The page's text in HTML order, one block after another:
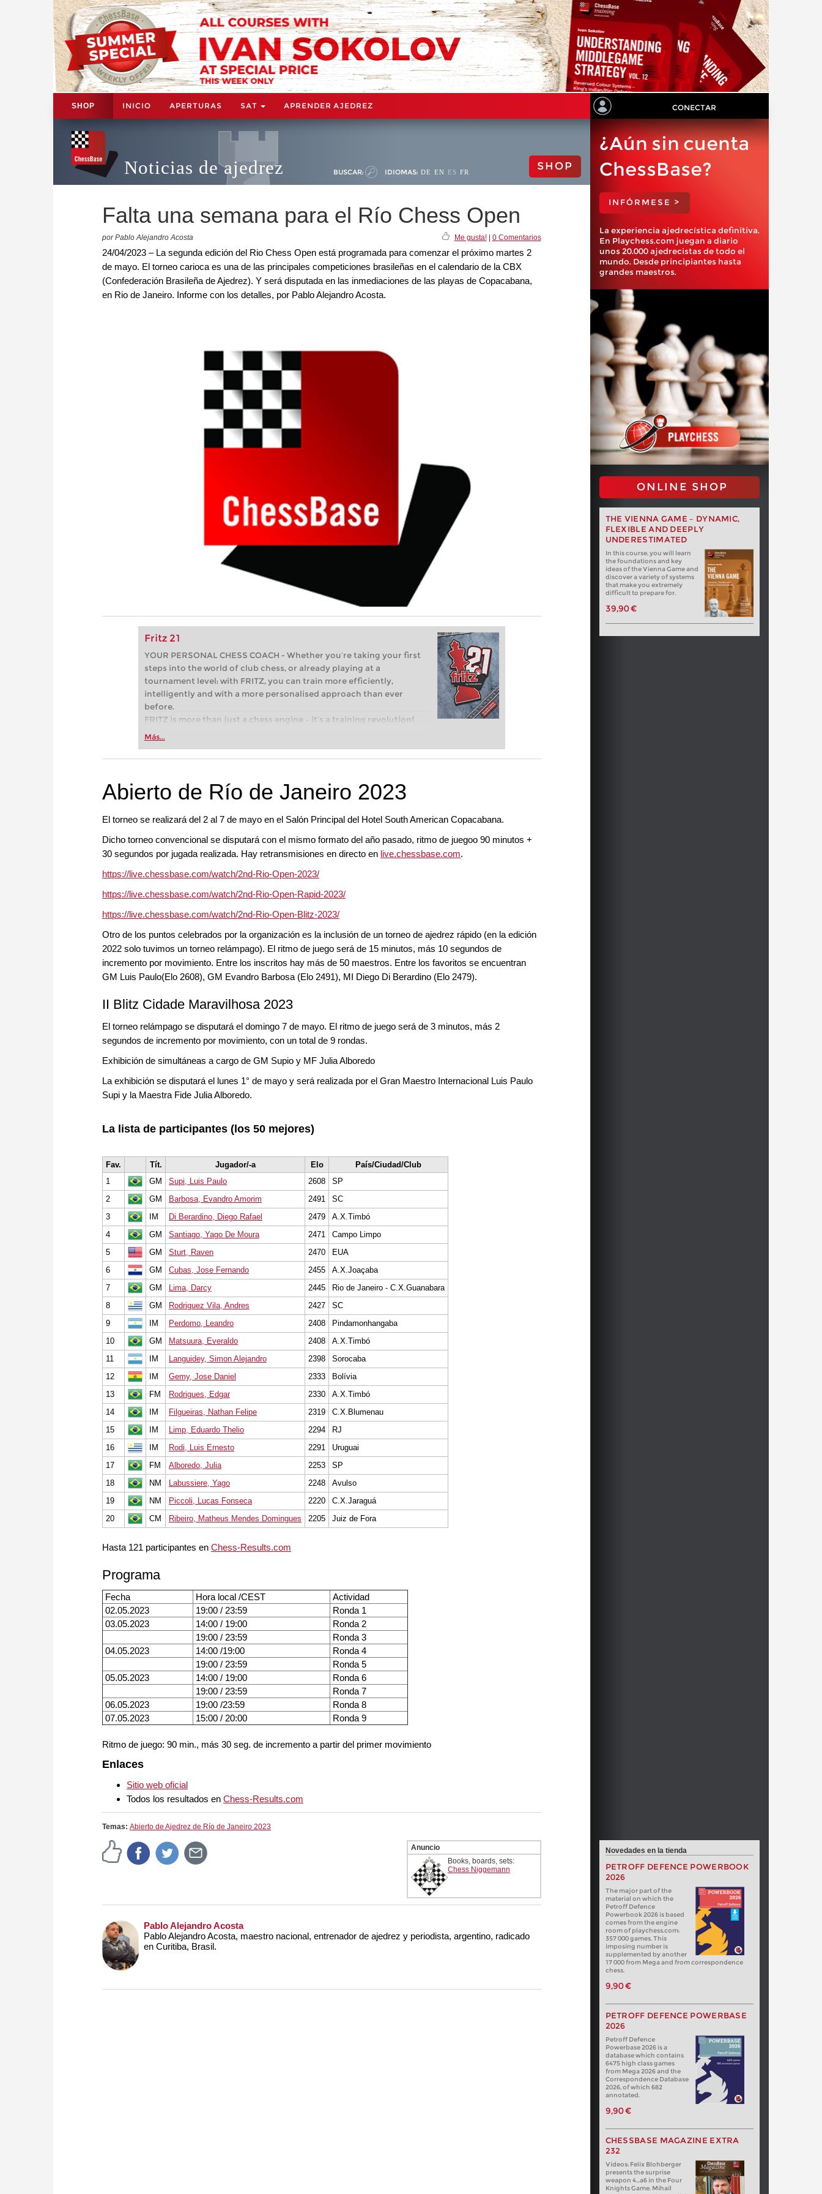
SHOP INICIO APERTURAS SAT APRENDER AJEDREZ CONECTAR
Noticias de ajedrez BUSCAR: IDIOMAS: DE EN ES FR SHOP
Falta una semana para el Río Chess Open
por Pablo Alejandro Acosta Me gusta!| 0 Comentarios
24/04/2023 – La segunda edición del Rio Chess Open está programada para comenzar el próximo martes 2
de mayo. El torneo carioca es una de las principales competiciones brasileñas en el calendario de la CBX
(Confederación Brasileña de Ajedrez). Y será disputada en las inmediaciones de las playas de Copacabana,
en Rio de Janeiro. Informe con los detalles, por Pablo Alejandro Acosta.
Fritz 21
YOUR PERSONAL CHESS COACH - Whether you’re taking your first
steps into the world of club chess, or already playing at a
tournament level: with FRITZ, you can train more efficiently,
intelligently and with a more personalised approach than ever
before.
FRITZ is more than just a chess engine – it’s a training revolution!
Whether you’re taking your first steps into the world of club chess,
more efficiently, intelligently and with a more personalised
Más...
¿Aún sin cuenta
ChessBase?
INFÓRMESE >
La experiencia ajedrecística definitiva.
En Playchess.com juegan a diario
unos 20.000 ajedrecistas de todo el
mundo. Desde principiantes hasta
grandes maestros.
ONLINE SHOP
THE VIENNA GAME – DYNAMIC,
FLEXIBLE AND DEEPLY
UNDERESTIMATED
In this course, you will learn
the foundations and key
ideas of the Vienna Game and
discover a variety of systems
that make you extremely
difficult to prepare for.
39,90 €
Abierto de Río de Janeiro 2023
El torneo se realizará del 2 al 7 de mayo en el Salón Principal del Hotel South American Copacabana.
Dicho torneo convencional se disputará con el mismo formato del año pasado, ritmo de juegoo 90 minutos +
30 segundos por jugada realizada. Hay retransmisiones en directo en live.chessbase.com.
https://live.chessbase.com/watch/2nd-Rio-Open-2023/
https://live.chessbase.com/watch/2nd-Rio-Open-Rapid-2023/
https://live.chessbase.com/watch/2nd-Rio-Open-Blitz-2023/
Otro de los puntos celebrados por la organización es la inclusión de un torneo de ajedrez rápido (en la edición
2022 solo tuvimos un torneo relámpago). El ritmo de juego será de 15 minutos, más 10 segundos de
incremento por movimiento. Entre los inscritos hay más de 50 maestros. Entre los favoritos se encuentran
GM Luis Paulo(Elo 2608), GM Evandro Barbosa (Elo 2491), MI Diego Di Berardino (Elo 2479).
II Blitz Cidade Maravilhosa 2023
El torneo relámpago se disputará el domingo 7 de mayo. El ritmo de juego será de 3 minutos, más 2
segundos de incremento por movimiento, con un total de 9 rondas.
Exhibición de simultáneas a cargo de GM Supio y MF Julia Alboredo
La exhibición se disputará el lunes 1° de mayo y será realizada por el Gran Maestro Internacional Luis Paulo
Supi y la Maestra Fide Julia Alboredo.
La lista de participantes (los 50 mejores)
Fav. Tít. Jugador/-a Elo
País/Ciudad/Club
1
GM Supi, Luis Paulo 2608
SP
2
GM Barbosa, Evandro Amorim 2491
SC
3
IM Di Berardino, Diego Rafael 2479
A.X.Timbó
4
GM Santiago, Yago De Moura 2471
Campo Limpo
5
GM Sturt, Raven 2470
EUA
6
GM Cubas, Jose Fernando 2455
A.X.Joaçaba
7
GM Lima, Darcy 2445
Rio de Janeiro - C.X.Guanabara
8
GM Rodriguez Vila, Andres 2427
SC
9
IM Perdomo, Leandro 2408
Pindamonhangaba
10
GM Matsuura, Everaldo 2408
A.X.Timbó
11
IM Languidey, Simon Alejandro 2398
Sorocaba
12
IM Gemy, Jose Daniel 2333
Bolívia
13
FM Rodrigues, Edgar 2330
A.X.Timbó
14
IM Filgueiras, Nathan Felipe 2319
C.X.Blumenau
15
IM Limp, Eduardo Thelio 2294
RJ
16
IM Rodi, Luis Ernesto 2291
Uruguai
17
FM Alboredo, Julia 2253
SP
18
NM Labussiere, Yago 2248
Avulso
19
NM Piccoli, Lucas Fonseca 2220
C.X.Jaraguá
20
CM Ribeiro, Matheus Mendes Domingues 2205 Juiz de Fora
Hasta 121 participantes en Chess-Results.com
Programa
Fecha Hora local /CEST
Actividad
02.05.2023
19:00 / 23:59
Ronda 1
03.05.2023
14:00 / 19:00
Ronda 2
19:00 / 23:59
Ronda 3
04.05.2023
14:00 /19:00
Ronda 4
19:00 / 23:59
Ronda 5
05.05.2023
14:00 / 19:00
Ronda 6
19:00 / 23:59
Ronda 7
06.05.2023
19:00 /23:59
Ronda 8
07.05.2023
15:00 / 20:00 Ronda 9
Ritmo de juego: 90 min., más 30 seg. de incremento a partir del primer movimiento
Enlaces
Sitio web oficial
Todos los resultados en Chess-Results.com
Temas: Abierto de Ajedrez de Río de Janeiro 2023
Anuncio
Books, boards, sets:
Chess Niggemann
Pablo Alejandro Acosta
Pablo Alejandro Acosta, maestro nacional, entrenador de ajedrez y periodista, argentino, radicado
en Curitiba, Brasil.
Novedades en la tienda
PETROFF DEFENCE POWERBOOK
2026
The major part of the
material on which the
Petroff Defence
Powerbook 2026 is based
comes from the engine
room of playchess.com:
357 000 games. This
imposing number is
supplemented by another
17 000 from Mega and from correspondence
chess.
9,90 €
PETROFF DEFENCE POWERBASE
2026
Petroff Defence
Powerbase 2026 is a
database which contains
6475 high class games
from Mega 2026 and the
Correspondence Database
2026, of which 682
annotated.
9,90 €
CHESSBASE MAGAZINE EXTRA
232
Videos: Felix Blohberger
presents the surprise
weapon 4…a6 in the Four
Knights Game. Mihail